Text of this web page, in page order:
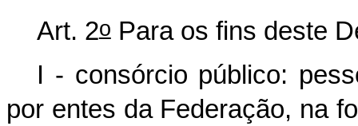
Art. 2oPara os fins deste
I - consórcio público:
por entes da Federação, na